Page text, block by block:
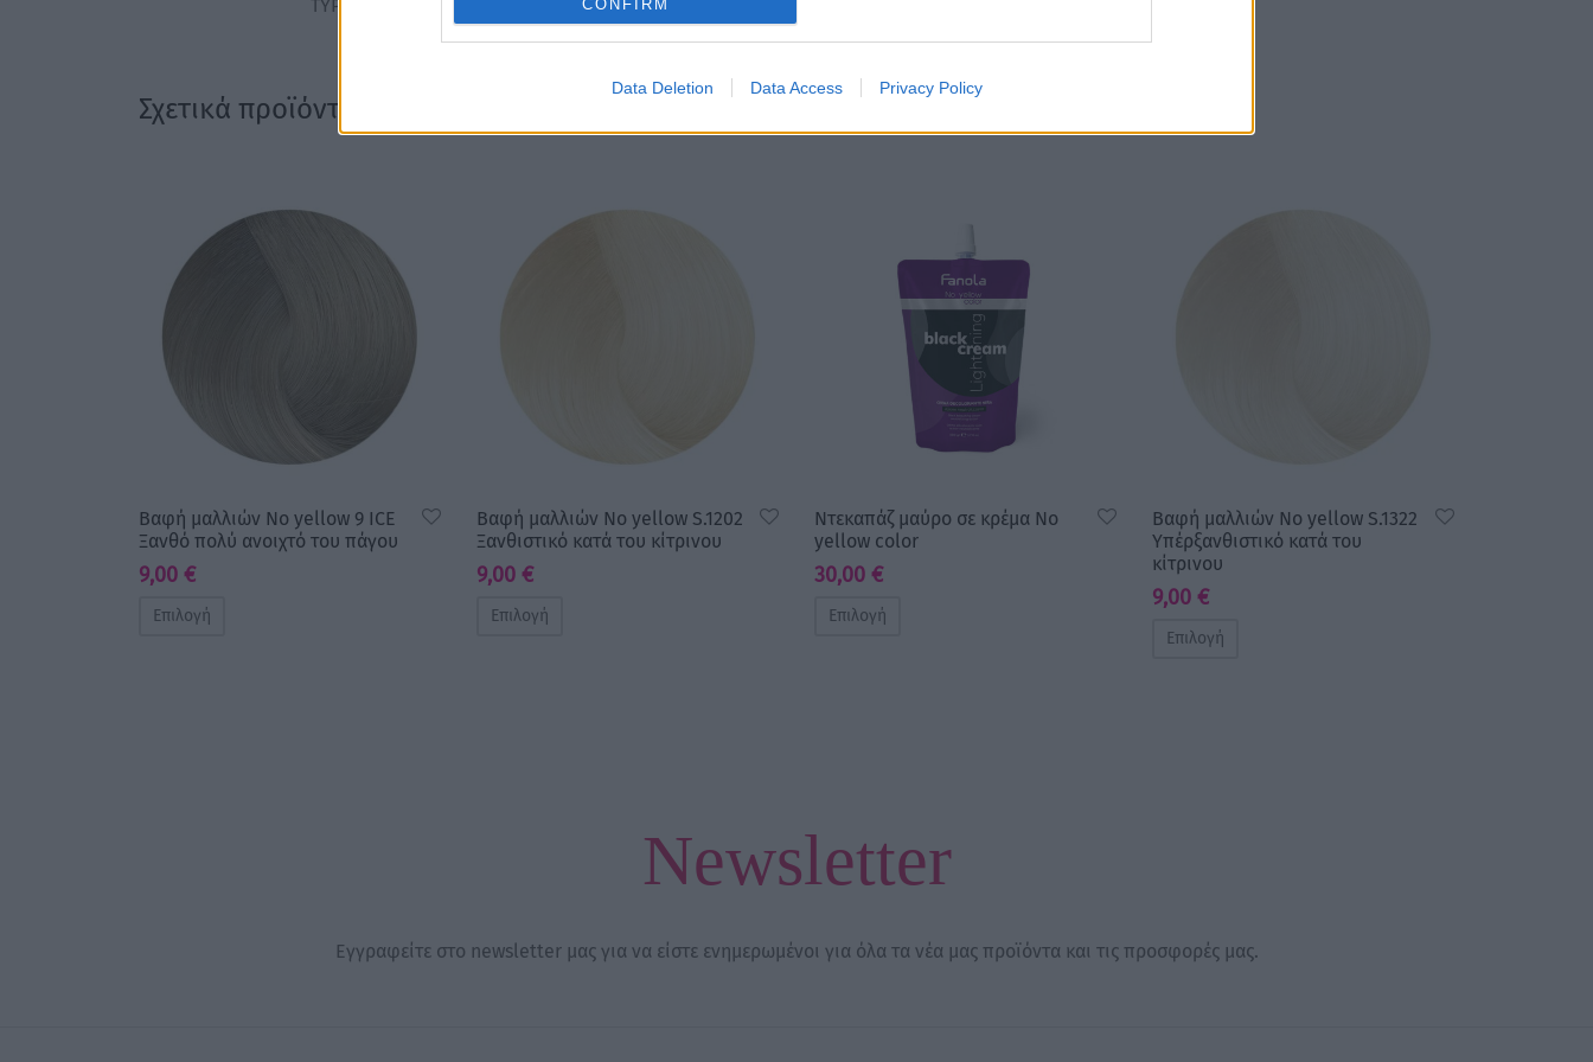
CONFIRM
Data Deletion Data Access Privacy Policy
ΤΥΡΚΟΥΑΖ
Σχετικά προϊόντα
Βαφή μαλλιών No yellow 9 ICE
Ξανθό πολύ ανοιχτό του πάγου
9,00 €
Επιλογή
Βαφή μαλλιών No yellow S.1202
Ξανθιστικό κατά του κίτρινου
9,00 €
Επιλογή
Ντεκαπάζ μαύρο σε κρέμα No
yellow color
30,00 €
Επιλογή
Βαφή μαλλιών No yellow S.1322
Υπέρξανθιστικό κατά του
κίτρινου
9,00 €
Επιλογή
Newsletter
Εγγραφείτε στο newsletter μας για να είστε ενημερωμένοι για όλα τα νέα μας προϊόντα και τις προσφορές μας.